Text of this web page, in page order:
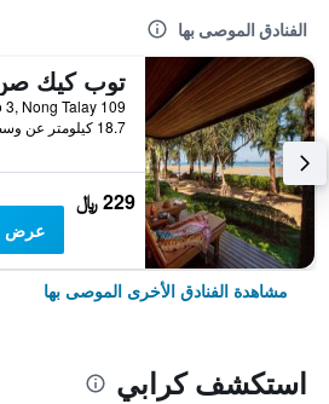
الفنادق الموصى بها
18.7 كيلومتر عن وسط المدينة
229 ﷼
عرض
مشاهدة الفنادق الأخرى الموصى بها
استكشف كرابي